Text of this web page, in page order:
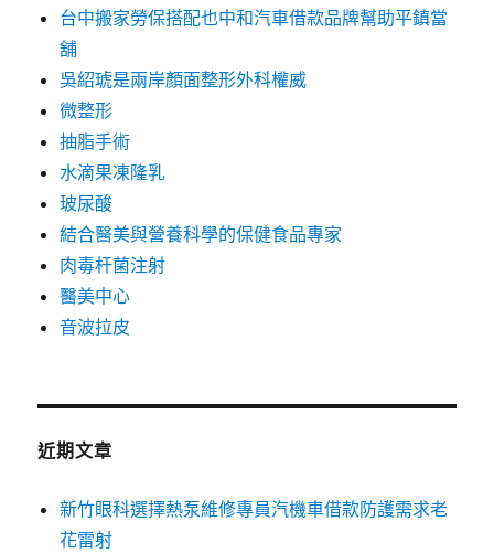
台中搬家勞保搭配也中和汽車借款品牌幫助平鎮當
舖
吳紹琥是兩岸顏面整形外科權威
微整形
抽脂手術
水滴果凍隆乳
玻尿酸
結合醫美與營養科學的保健食品專家
肉毒杆菌注射
醫美中心
音波拉皮
近期文章
新竹眼科選擇熱泵維修專員汽機車借款防護需求老
花雷射